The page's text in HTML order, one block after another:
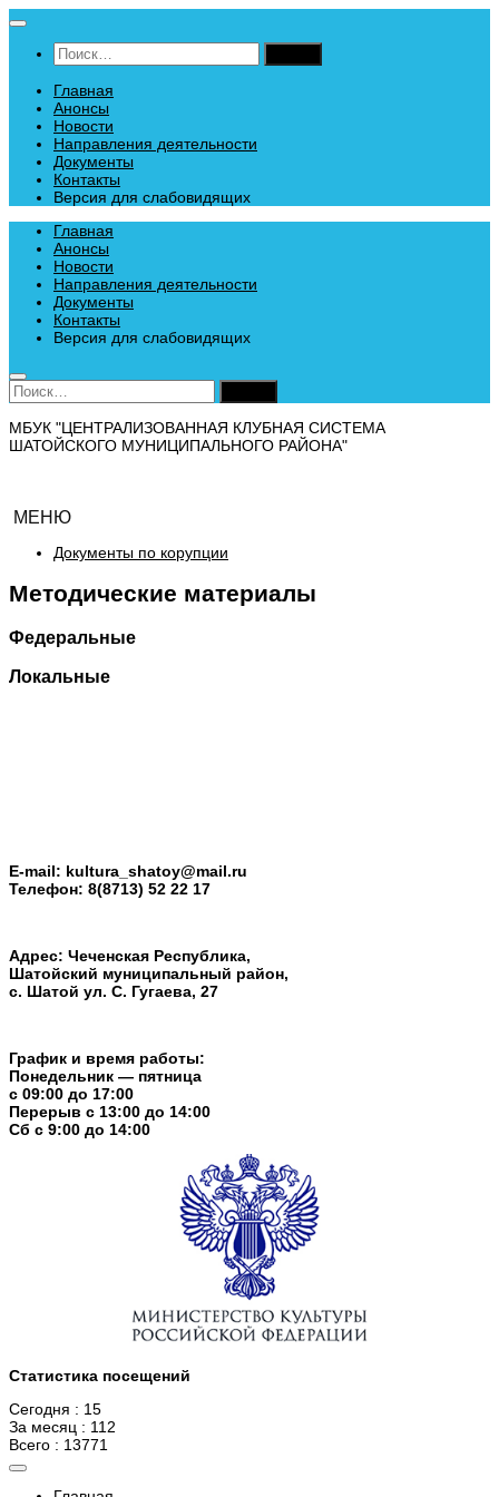
Перейти
содержимому
Найти:
Главная
Анонсы
Новости
Направления деятельности
Документы
Контакты
Версия для слабовидящих
Главная
Анонсы
Новости
Направления деятельности
Документы
Контакты
Версия для слабовидящих
Найти:
МБУК "ЦЕНТРАЛИЗОВАННАЯ КЛУБНАЯ СИСТЕМА
ШАТОЙСКОГО МУНИЦИПАЛЬНОГО РАЙОНА"
МЕНЮ
Документы по корупции
Методические материалы
Федеральные
Локальные
E-mail: kultura_shatoy@mail.ru
Телефон: 8(8713) 52 22 17
Адрес: Чеченская Республика,
Шатойский муниципальный район,
с. Шатой ул. С. Гугаева, 27
График и время работы:
Понедельник — пятница
с 09:00 до 17:00
Перерыв c 13:00 до 14:00
Cб с 9:00 до 14:00
Статистика посещений
Сегодня : 15
За месяц : 112
Всего : 13771